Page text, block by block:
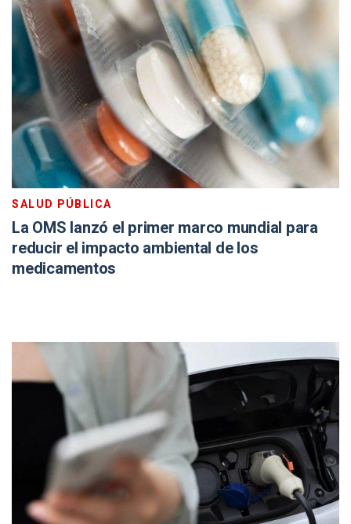
SALUD PÚBLICA
La OMS lanzó el primer marco mundial para
reducir el impacto ambiental de los
medicamentos